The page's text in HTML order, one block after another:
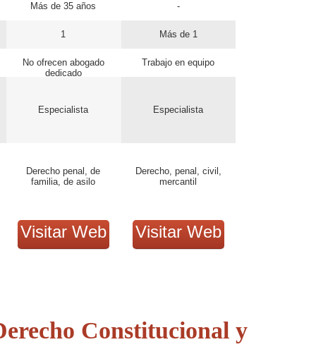
Más de 35 años
1
No ofrecen abogado
dedicado
Especialista
Derecho penal, de
familia, de asilo
Visitar Web
-
Más de 1
Trabajo en equipo
Especialista
Derecho, penal, civil,
mercantil
Visitar Web
Constitucional y